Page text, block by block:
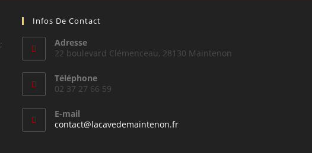
Infos De Contact
Adresse
22 boulevard Clémenceau, 28130 Maintenon
Téléphone
02 37 27 66 59
E-mail
contact@lacavedemaintenon.frS’ouvre